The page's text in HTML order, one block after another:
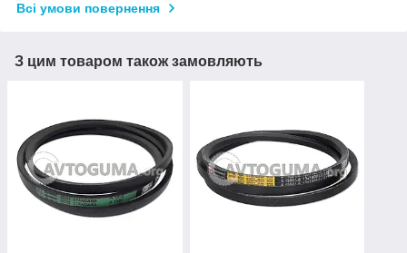
Всі умови повернення
З цим товаром також замовляють